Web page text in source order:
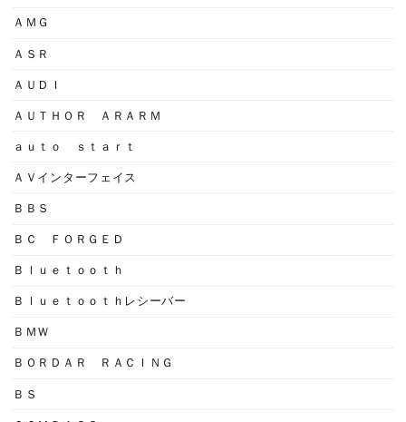
ＡＭＧ
ＡＳＲ
ＡＵＤＩ
ＡＵＴＨＯＲ ＡＲＡＲＭ
ａｕｔｏ ｓｔａｒｔ
ＡＶインターフェイス
ＢＢＳ
ＢＣ ＦＯＲＧＥＤ
Ｂｌｕｅｔｏｏｔｈ
Ｂｌｕｅｔｏｏｔｈレシーバー
ＢＭＷ
ＢＯＲＤＡＲ ＲＡＣＩＮＧ
ＢＳ